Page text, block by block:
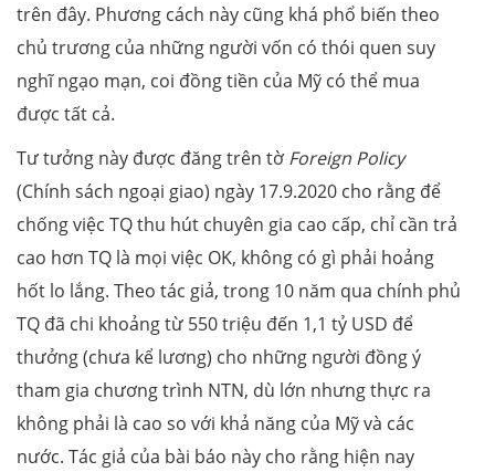
trên đây. Phương cách này cũng khá phổ biến theo
chủ trương của những người vốn có thói quen suy
nghĩ ngạo mạn, coi đồng tiền của Mỹ có thể mua
được tất cả.
Tư tưởng này được đăng trên tờ Foreign Policy
(Chính sách ngoại giao) ngày 17.9.2020 cho rằng để
chống việc TQ thu hút chuyên gia cao cấp, chỉ cần trả
cao hơn TQ là mọi việc OK, không có gì phải hoảng
hốt lo lắng. Theo tác giả, trong 10 năm qua chính phủ
TQ đã chi khoảng từ 550 triệu đến 1,1 tỷ USD để
thưởng (chưa kể lương) cho những người đồng ý
tham gia chương trình NTN, dù lớn nhưng thực ra
không phải là cao so với khả năng của Mỹ và các
nước. Tác giả của bài báo này cho rằng hiện nay